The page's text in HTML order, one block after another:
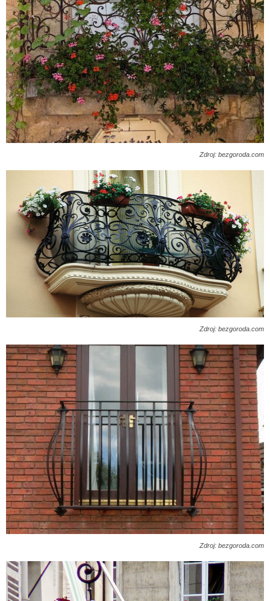
Zdroj: bezgoroda.com
Zdroj: bezgoroda.com
Zdroj: bezgoroda.com